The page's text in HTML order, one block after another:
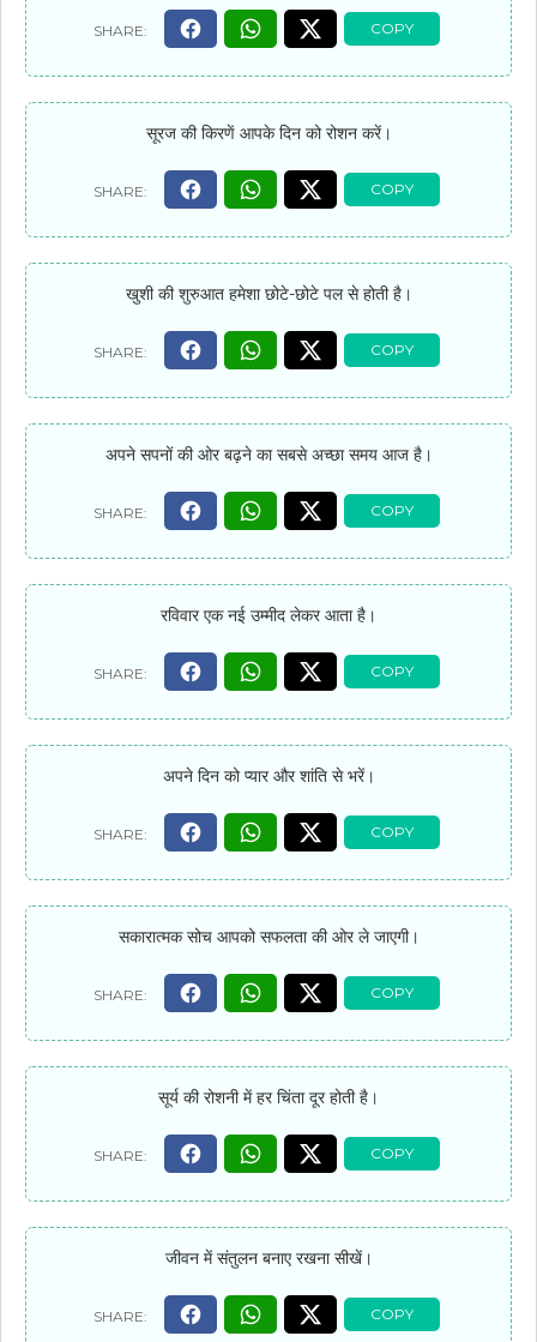
सूरज की किरणें आपके दिन को रोशन करें।
खुशी की शुरुआत हमेशा छोटे-छोटे पल से होती है।
अपने सपनों की ओर बढ़ने का सबसे अच्छा समय आज है।
रविवार एक नई उम्मीद लेकर आता है।
अपने दिन को प्यार और शांति से भरें।
सकारात्मक सोच आपको सफलता की ओर ले जाएगी।
सूर्य की रोशनी में हर चिंता दूर होती है।
जीवन में संतुलन बनाए रखना सीखें।